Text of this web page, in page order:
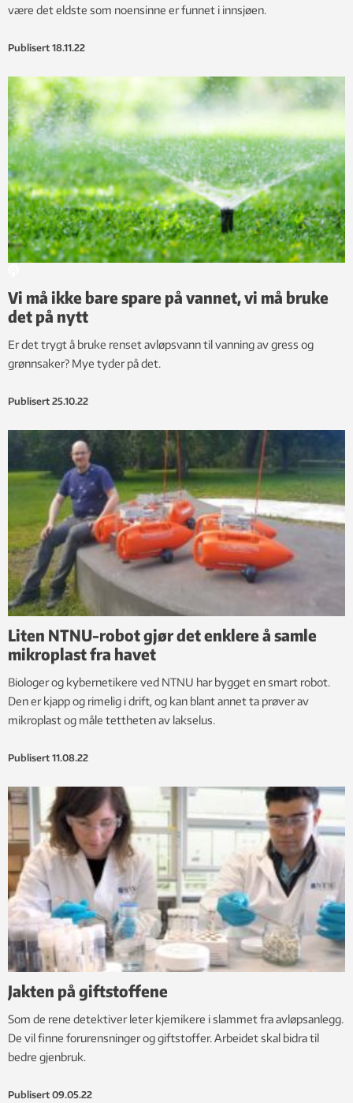
være det eldste som noensinne er funnet i innsjøen.
Publisert 18.11.22
Vi må ikke bare spare på vannet, vi må bruke
det på nytt
Er det trygt å bruke renset avløpsvann til vanning av gress og
grønnsaker? Mye tyder på det.
Publisert 25.10.22
Liten NTNU-robot gjør det enklere å samle
mikroplast fra havet
Biologer og kybernetikere ved NTNU har bygget en smart robot.
Den er kjapp og rimelig i drift, og kan blant annet ta prøver av
mikroplast og måle tettheten av lakselus.
Publisert 11.08.22
Jakten på giftstoffene
Som de rene detektiver leter kjemikere i slammet fra avløpsanlegg.
De vil finne forurensninger og giftstoffer. Arbeidet skal bidra til
bedre gjenbruk.
Publisert 09.05.22